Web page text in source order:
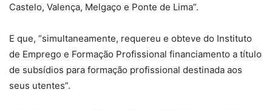
Castelo, Valença, Melgaço e Ponte de Lima”.
E que, “simultaneamente, requereu e obteve do Instituto
de Emprego e Formação Profissional financiamento a título
de subsídios para formação profissional destinada aos
seus utentes”.